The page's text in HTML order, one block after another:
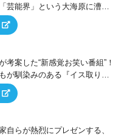
芸能界」という大海原に漕ぎ
オモシロ人間を発掘する！
考案した“新感覚お笑い番組”！
が馴染みのある『イス取りゲ
に、大喜利・ギャグ・モノボ
々なお題で芸人がショートネ
自らが熱烈にプレゼンする、